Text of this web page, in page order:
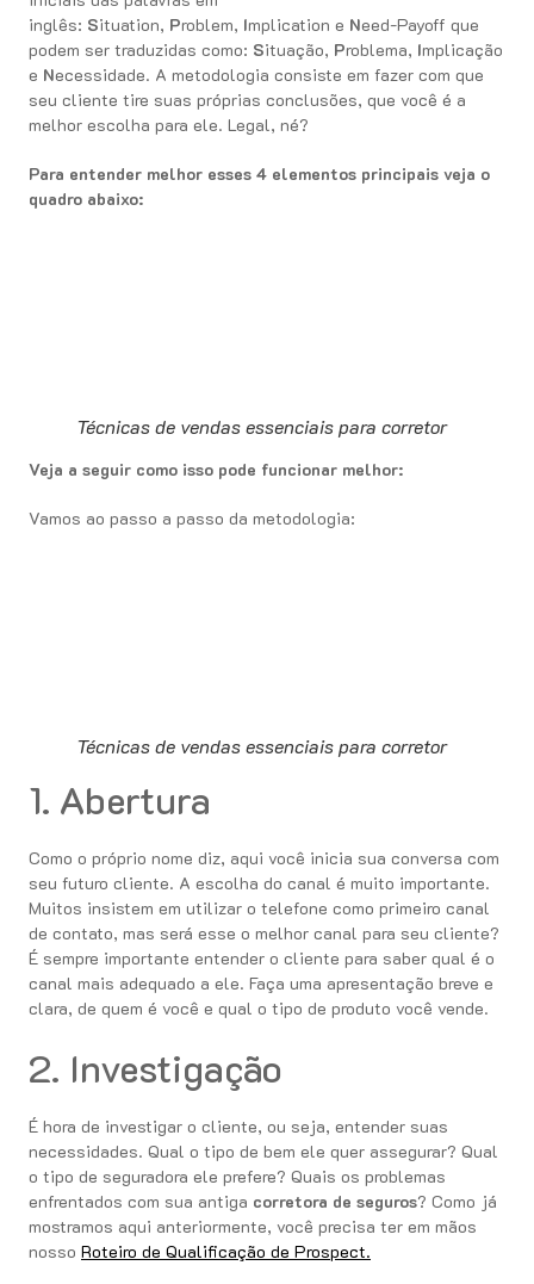
inglês: Situation, Problem, Implication e Need-Payoff que
podem ser traduzidas como: Situação, Problema, Implicação
e Necessidade. A metodologia consiste em fazer com que
seu cliente tire suas próprias conclusões, que você é a
melhor escolha para ele. Legal, né?
Para entender melhor esses 4 elementos principais veja o
quadro abaixo:
Técnicas de vendas essenciais para corretor
Veja a seguir como isso pode funcionar melhor:
Vamos ao passo a passo da metodologia:
Técnicas de vendas essenciais para corretor
1. Abertura
Como o próprio nome diz, aqui você inicia sua conversa com
seu futuro cliente. A escolha do canal é muito importante.
Muitos insistem em utilizar o telefone como primeiro canal
de contato, mas será esse o melhor canal para seu cliente?
É sempre importante entender o cliente para saber qual é o
canal mais adequado a ele. Faça uma apresentação breve e
clara, de quem é você e qual o tipo de produto você vende.
2. Investigação
É hora de investigar o cliente, ou seja, entender suas
necessidades. Qual o tipo de bem ele quer assegurar? Qual
o tipo de seguradora ele prefere? Quais os problemas
enfrentados com sua antiga corretora de seguros? Como já
mostramos aqui anteriormente, você precisa ter em mãos
nosso Roteiro de Qualificação de Prospect.